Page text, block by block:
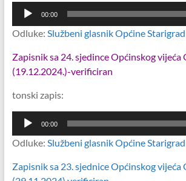
Reproduktor
audiozapisa
00:00
Odluke: Službeni glasnik Općine
Zapisnik sa 24. sjedince Općinskog vijeća
(19.12.2024.)-verificiran
tonski zapis:
Reproduktor
audiozapisa
00:00
Odluke: Službeni glasnik Općine
Zapisnik sa 23. sjednice Općinskog vijeća